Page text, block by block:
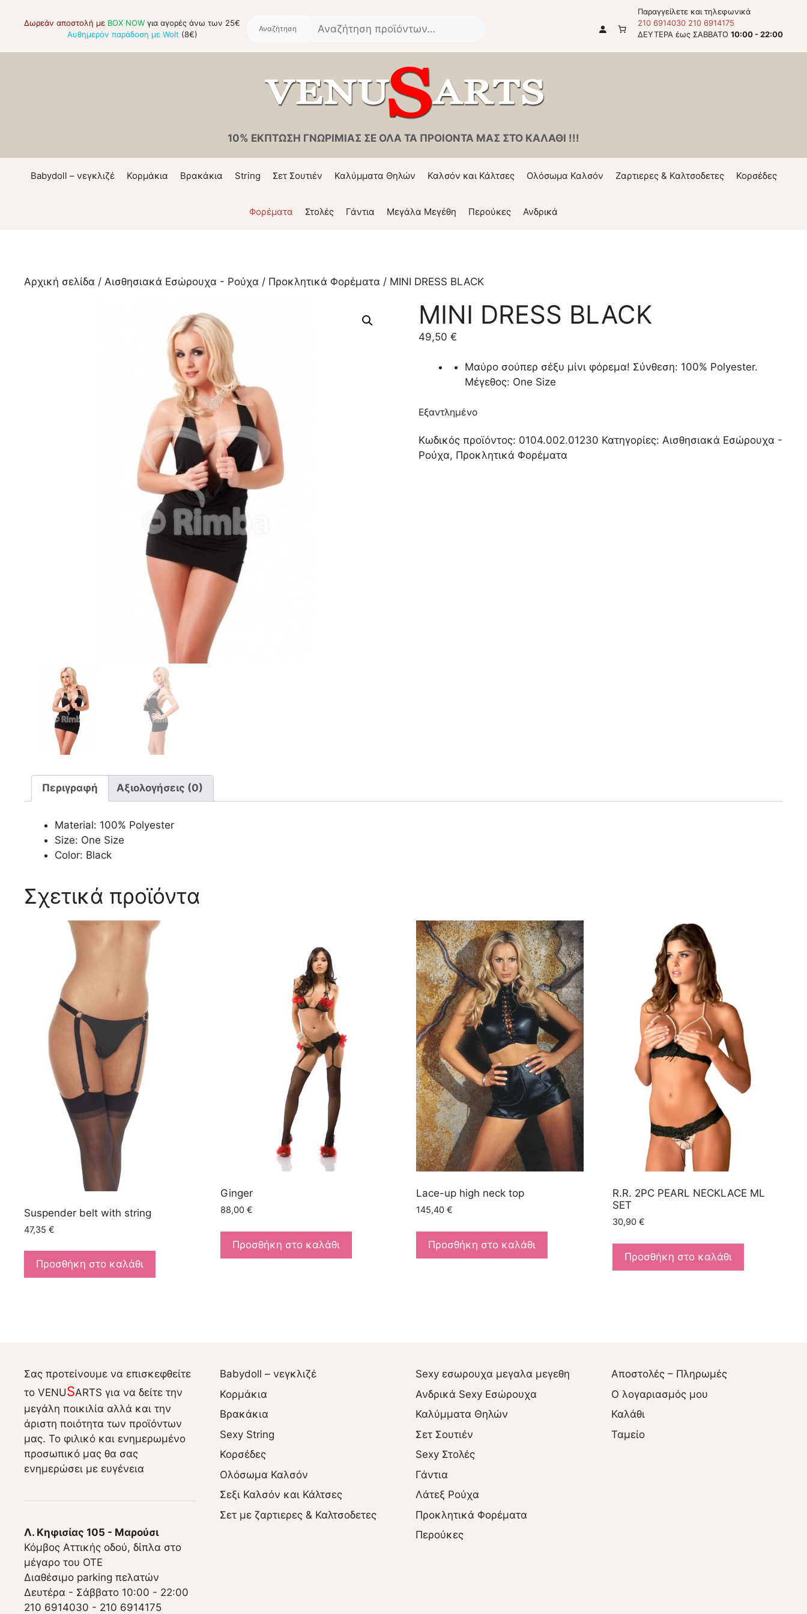
Δωρεάν αποστολή με BOX NOW για αγορές άνω των 25€
Αυθημερόν παράδοση με Wolt(8€)
Παραγγείλετε και τηλεφωνικά
210 6914030 210 6914175
ΔΕΥΤΕΡΑ έως ΣΑΒΒΑΤΟ 10:00 - 22:00
10% ΕΚΠΤΩΣΗ ΓΝΩΡΙΜΙΑΣ ΣΕ ΟΛΑ ΤΑ ΠΡΟΙΟΝΤΑ ΜΑΣ ΣΤΟ ΚΑΛΑΘΙ !!!
Babydoll – νεγκλιζέ Κορμάκια Βρακάκια String Σετ Σουτιέν Καλύμματα Θηλών Καλσόν και Κάλτσες Ολόσωμα Καλσόν Ζαρτιερες & Καλτσοδετες Κορσέδες
Φορέματα Στολές Γάντια Μεγάλα Μεγέθη Περούκες Ανδρικά
Αρχική σελίδα / Αισθησιακά Εσώρουχα - Ρούχα / Προκλητικά Φορέματα / MINI DRESS BLACK
MINI DRESS BLACK
49,50€
Μαύρο σούπερ σέξυ μίνι φόρεμα! Σύνθεση: 100% Polyester.
Μέγεθος: One Size
Εξαντλημένο
Κωδικός προϊόντος: 0104.002.01230 Κατηγορίες: Αισθησιακά Εσώρουχα -
Ρούχα, Προκλητικά Φορέματα
Περιγραφή Αξιολογήσεις (0)
Material: 100% Polyester
Size: One Size
Color: Black
Σχετικά προϊόντα
Suspender belt with string
47,35 €
Προσθήκη στο καλάθι
Ginger
88,00 €
Προσθήκη στο καλάθι
Lace-up high neck top
145,40€
Προσθήκη στο καλάθι
R.R. 2PC PEARL NECKLACE ML
SET
30,90€
Προσθήκη στο καλάθι
Σας προτείνουμε να επισκεφθείτε
το VENUSARTS για να δείτε την
μεγάλη ποικιλία αλλά και την
άριστη ποιότητα των προϊόντων
μας. Το φιλικό και ενημερωμένο
προσωπικό μας θα σας
ενημερώσει με ευγένεια
Λ. Κηφισίας 105 - Μαρούσι
Κόμβος Αττικής οδού, δίπλα στο
μέγαρο του ΟΤΕ
Διαθέσιμο parking πελατών
Δευτέρα - Σάββατο 10:00 - 22:00
210 6914030 - 210 6914175
Babydoll – νεγκλιζέ
Κορμάκια
Βρακάκια
Sexy String
Κορσέδες
Ολόσωμα Καλσόν
Σεξι Καλσόν και Κάλτσες
Σετ με ζαρτιερες & Καλτσοδετες
Sexy εσωρουχα μεγαλα μεγεθη
Ανδρικά Sexy Εσώρουχα
Καλύμματα Θηλών
Σετ Σουτιέν
Sexy Στολές
Γάντια
Λάτεξ Ρούχα
Προκλητικά Φορέματα
Περούκες
Αποστολές – Πληρωμές
O λογαριασμός μου
Καλάθι
Ταμείο